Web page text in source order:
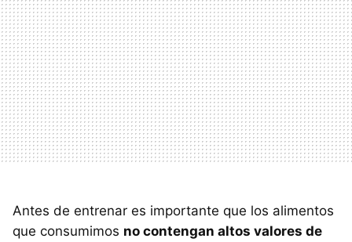
Antes de entrenar es importante que los alimentos
que consumimos no contengan altos valores de